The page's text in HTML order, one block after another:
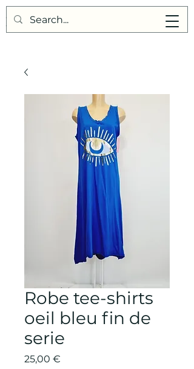
Points de Suture
Robe tee-shirts
oeil bleu fin de
serie
25,00 €